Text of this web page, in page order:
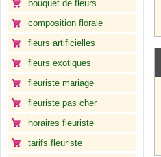
bouquet de fleurs
composition florale
fleurs artificielles
fleurs exotiques
fleuriste mariage
fleuriste pas cher
horaires fleuriste
tarifs fleuriste